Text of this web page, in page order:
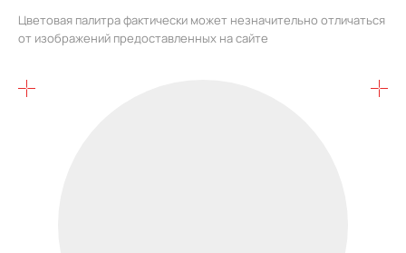
Цветовая палитра фактически может незначительно отличаться
от изображений предоставленных на сайте